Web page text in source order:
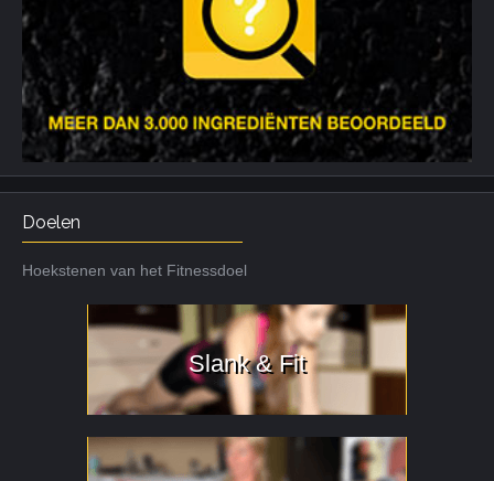
Doelen
Hoekstenen van het Fitnessdoel
Slank & Fit